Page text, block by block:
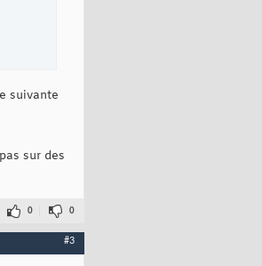
suivante
sur des
0 0
#3